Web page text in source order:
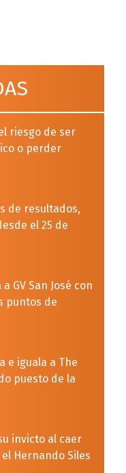
riesgo de ser
o perder
de resultados,
el 25 de
GV San José con
puntos de
e iguala a The
puesto de la
invicto al caer
Hernando Siles